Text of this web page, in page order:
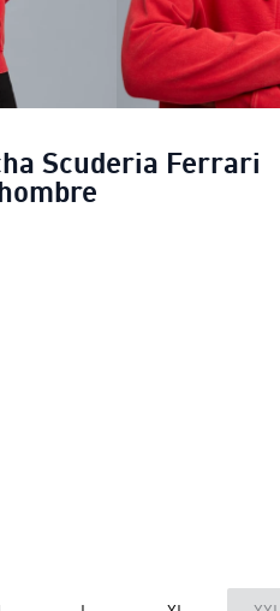
Scuderia Ferrari
con capucha Scuderia